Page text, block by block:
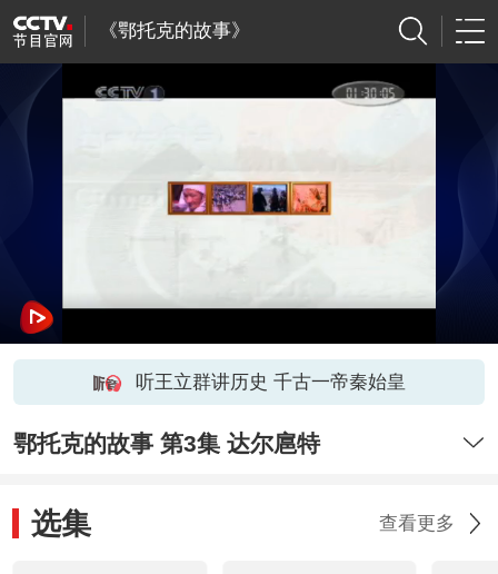
《鄂托克的故事》
听王立群讲历史 千古一帝秦始皇
鄂托克的故事 第3集 达尔扈特
选集 查看更多